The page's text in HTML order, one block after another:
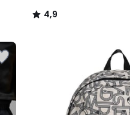
4,9
/